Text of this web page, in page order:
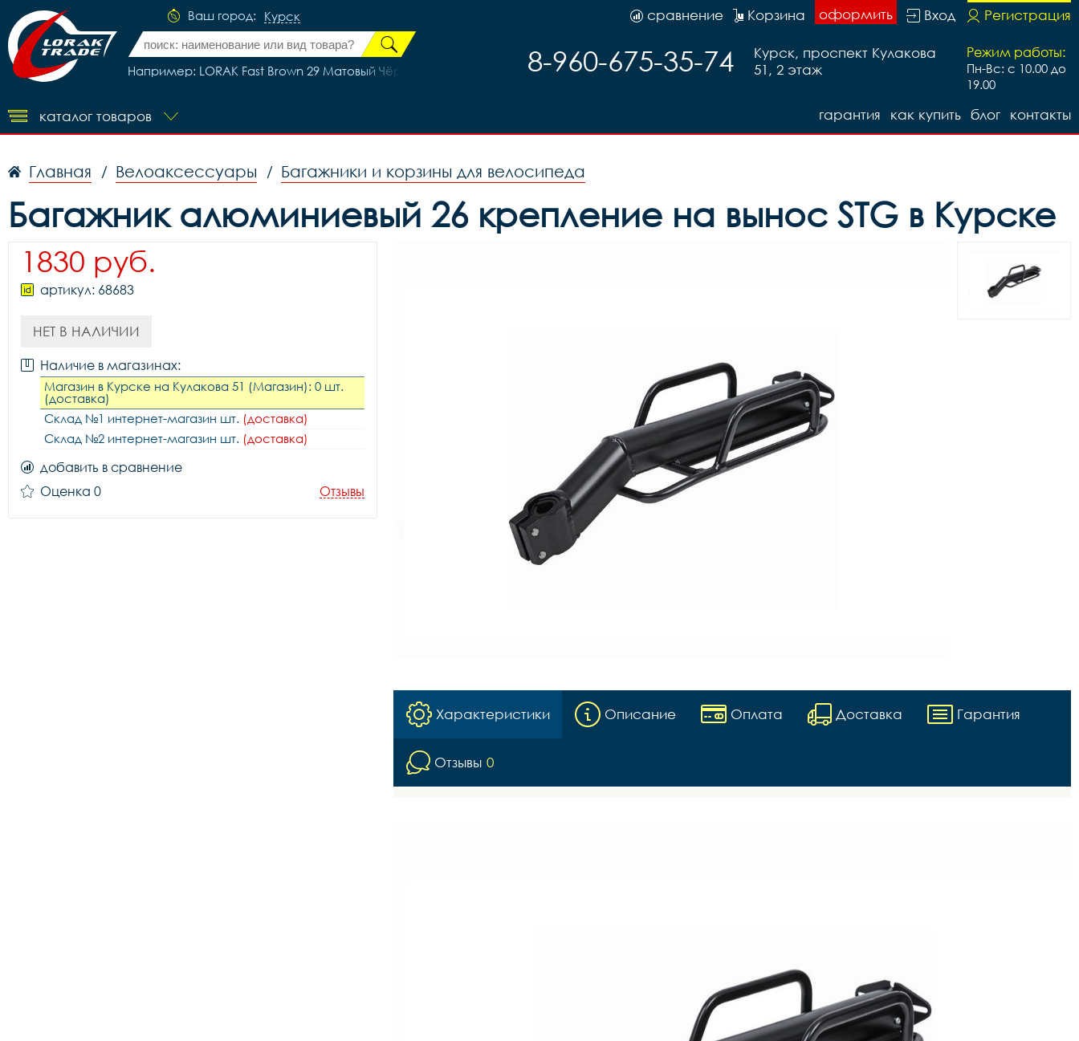
Ваш город: Курск
Например: LORAK Fast Brown 29 Матовый Чёрный рама 19 (на рост 171-182)
Регистрация
Вход
оформить
Корзина
сравнение
Режим работы:
Пн-Вс: с 10.00 до
19.00
Курск, проспект Кулакова
51, 2 этаж
8-960-675-35-74
каталог товаров контакты
блог
как купить
гарантия
Главная / Велоаксессуары / Багажники и корзины для велосипеда
Багажник алюминиевый 26 крепление на вынос STG в Курске
1830 руб.
артикул: 68683
НЕТ В НАЛИЧИИ
Наличие в магазинах:
Магазин в Курске на Кулакова 51 (Магазин): 0 шт.
(доставка)
Склад №1 интернет-магазин шт. (доставка)
Склад №2 интернет-магазин шт. (доставка)
добавить в сравнение
Оценка 0
Отзывы
Характеристики Описание Оплата Доставка Гарантия
Отзывы 0